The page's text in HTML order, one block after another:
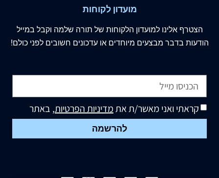
מועדון לקוחות
הצטרף אלינו למועדון הלקוחות של תורה שלמה וקבל במייל
הודעות בדבר מבצעים מיוחדים או עדכונים חשובים לפני כולם!
קראתי ואני מאשר/ת אתמדיניות הפרטיות, באתר
להרשמה